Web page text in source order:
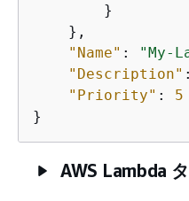
        }
    },
"Name" : "My-
"Description"
"Priority" : 5
}
AWS Lambda